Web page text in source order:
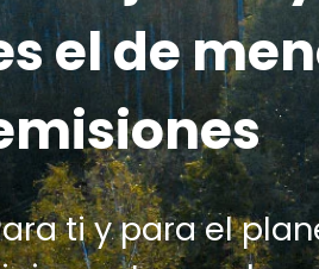
el de
ti y para el